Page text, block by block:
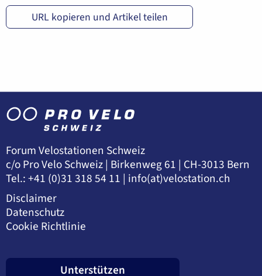
URL kopieren und Artikel teilen
Forum Velostationen Schweiz
c/o Pro Velo Schweiz | Birkenweg 61 | CH-3013 Bern
Tel.: +41 (0)31 318 54 11 | info(at)velostation.ch
Disclaimer
Datenschutz
Cookie Richtlinie
Unterstützen